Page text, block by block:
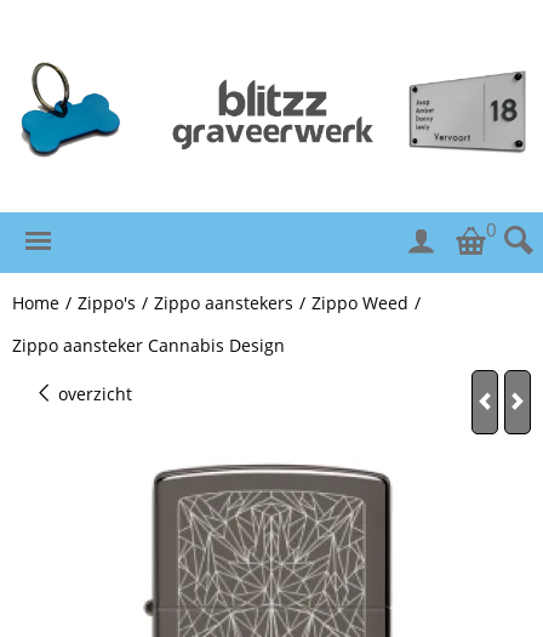
0
Home / Zippo's / Zippo aanstekers / Zippo Weed /
Zippo aansteker Cannabis Design
overzicht